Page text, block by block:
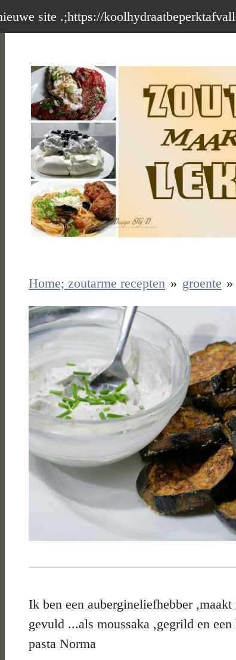
site .;https://
Home; zoutarme recepten » groente »
Ik ben een aubergineliefhebber
gevuld ...als moussaka ,gegrild en
pasta Norma